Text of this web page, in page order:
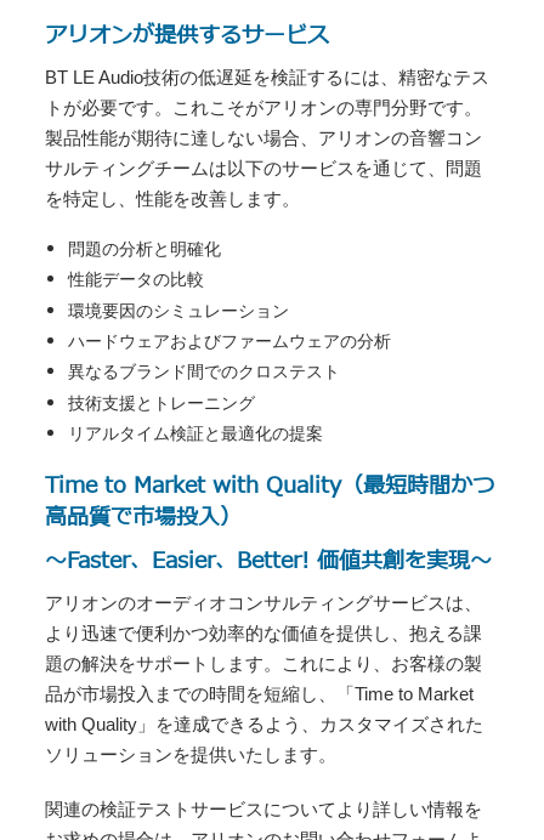
アリオンが提供するサービス
BT LE Audio技術の低遅延を検証するには、精密なテス
トが必要です。これこそがアリオンの専門分野です。
製品性能が期待に達しない場合、アリオンの音響コン
サルティングチームは以下のサービスを通じて、問題
を特定し、性能を改善します。
問題の分析と明確化
性能データの比較
環境要因のシミュレーション
ハードウェアおよびファームウェアの分析
異なるブランド間でのクロステスト
技術支援とトレーニング
リアルタイム検証と最適化の提案
Time to Market with Quality（最短時間かつ
高品質で市場投入）
～Faster、Easier、Better! 価値共創を実現～
アリオンのオーディオコンサルティングサービスは、
より迅速で便利かつ効率的な価値を提供し、抱える課
題の解決をサポートします。これにより、お客様の製
品が市場投入までの時間を短縮し、「Time to Market
with Quality」を達成できるよう、カスタマイズされた
ソリューションを提供いたします。
関連の検証テストサービスについてより詳しい情報を